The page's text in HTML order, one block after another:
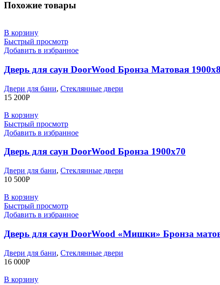
Похожие товары
В корзину
Быстрый просмотр
Добавить в избранное
Дверь для саун DoorWood Бронза Матовая
Двери для бани, Стеклянные двери
15 200Р
В корзину
Быстрый просмотр
Добавить в избранное
Дверь для саун DoorWood Бронза 1900х70
Двери для бани, Стеклянные двери
10 500Р
В корзину
Быстрый просмотр
Добавить в избранное
Дверь для саун DoorWood «Мишки» Бронза
Двери для бани, Стеклянные двери
16 000Р
В корзину